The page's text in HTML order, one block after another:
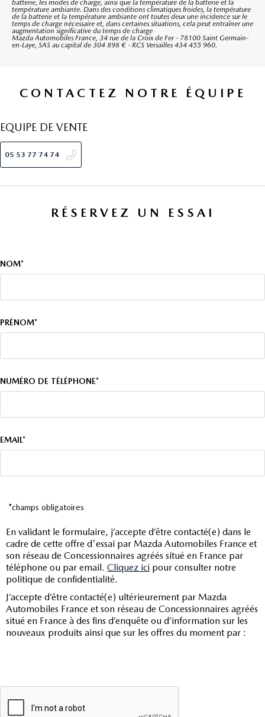
batterie, les modes de charge, ainsi que la température de la batterie et la
température ambiante. Dans des conditions climatiques froides, la température
de la batterie et la température ambiante ont toutes deux une incidence sur le
temps de charge nécessaire et, dans certaines situations, cela peut entraîner une
augmentation significative du temps de charge
Mazda Automobiles France, 34 rue de la Croix de Fer - 78100 Saint Germain-
en-Laye, SAS au capital de 304 898 € - RCS Versailles 434 455 960.
CONTACTEZ NOTRE ÉQUIPE
EQUIPE DE VENTE
05 53 77 74 74
RÉSERVEZ UN ESSAI
NOM*
PRÉNOM*
NUMÉRO DE TÉLÉPHONE*
EMAIL*
*champs obligatoires
En validant le formulaire, j’accepte d’être contacté(e) dans le
cadre de cette offre d'essai par Mazda Automobiles France et
son réseau de Concessionnaires agréés situé en France par
téléphone ou par email. Cliquez ici pour consulter notre
politique de confidentialité.
J’accepte d’être contacté(e) ultérieurement par Mazda
Automobiles France et son réseau de Concessionnaires agréés
situé en France à des fins d’enquête ou d’information sur les
nouveaux produits ainsi que sur les offres du moment par :